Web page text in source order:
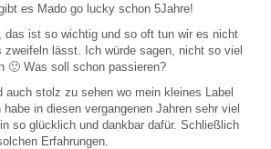
es Mado go lucky schon 5Jahre!
das ist so wichtig und so oft tun wir es nicht
zweifeln lässt. Ich würde sagen, nicht so viel
🙂 Was soll schon passieren?
auch stolz zu sehen wo mein kleines Label
in diesen vergangenen Jahren sehr viel
so glücklich und dankbar dafür. Schließlich
Erfahrungen.